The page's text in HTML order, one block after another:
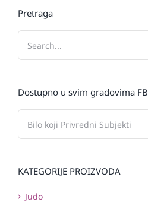
Pretraga
Dostupno u svim gradovima
KATEGORIJE PROIZVODA
Judo